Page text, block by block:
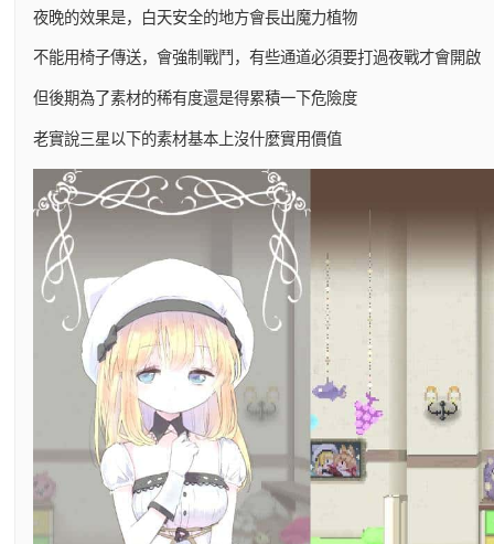
夜晚的效果是，白天安全的地方會長出魔力植物
不能用椅子傳送，會強制戰鬥，有些通道必須要打過夜戰才會開啟
但後期為了素材的稀有度還是得累積一下危險度
老實說三星以下的素材基本上沒什麼實用價值